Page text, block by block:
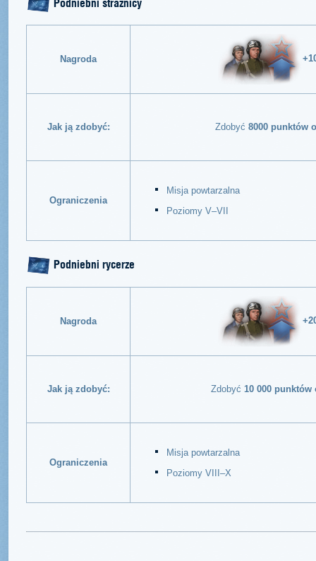
Nagroda
Jak ją zdobyć: Zdobyć 8000 punktów
Ograniczenia
Misja powtarzalna
Poziomy V–VII
Podniebni rycerze
Nagroda
Jak ją zdobyć: Zdobyć 10 000
Ograniczenia
Misja powtarzalna
Poziomy VIII–X